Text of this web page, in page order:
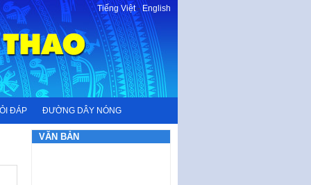
Tiếng Việt-English
ĐÁP ĐƯỜNG DÂY NÓNG
VĂN BẢN